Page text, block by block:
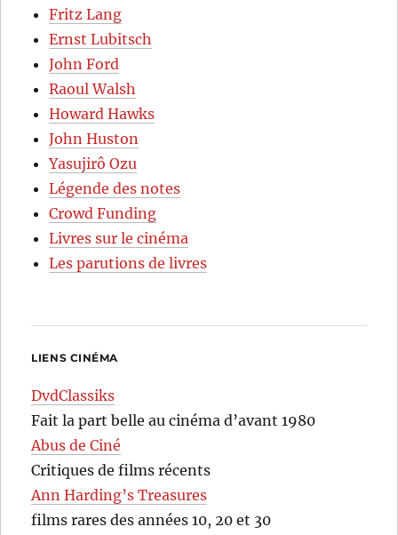
Fritz Lang
Ernst Lubitsch
John Ford
Raoul Walsh
Howard Hawks
John Huston
Yasujirô Ozu
Légende des notes
Crowd Funding
Livres sur le cinéma
Les parutions de livres
LIENS CINÉMA
DvdClassiks
Fait la part belle au cinéma d’avant 1980
Abus de Ciné
Critiques de films récents
Ann Harding’s Treasures
films rares des années 10, 20 et 30